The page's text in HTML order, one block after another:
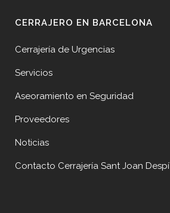
CERRAJERO EN BARCELONA
Cerrajería de Urgencias
Servicios
Aseoramiento en Seguridad
Proveedores
Noticias
Contacto Cerrajería Sant Joan Despí